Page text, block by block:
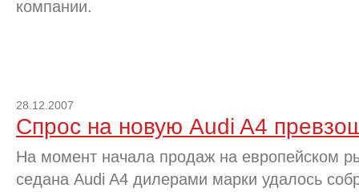
компании.
28.12.2007
Спрос на новую Audi A4
На момент начала продаж на европейском
седана Audi A4 дилерами марки удалось